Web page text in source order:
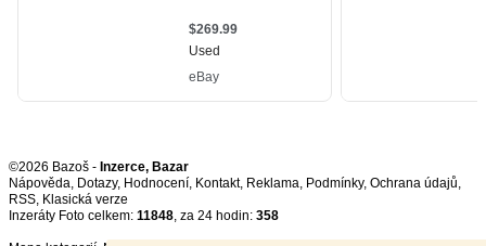
©2026 Bazoš - Inzerce, Bazar
Nápověda, Dotazy, Hodnocení, Kontakt, Reklama, Podmínky, Ochrana údajů,
RSS,
Inzeráty Foto celkem: 11848, za 24 hodin: 358